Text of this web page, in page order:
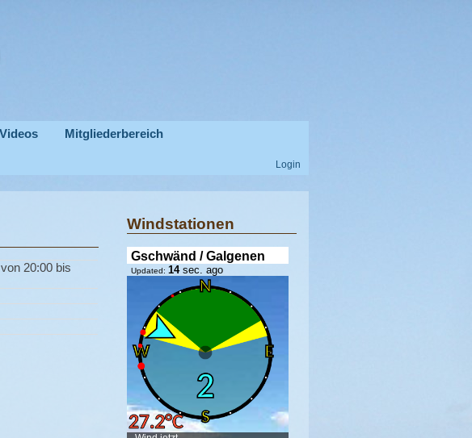
Mitgliederbereich
Login
20:00 bis
Windstationen